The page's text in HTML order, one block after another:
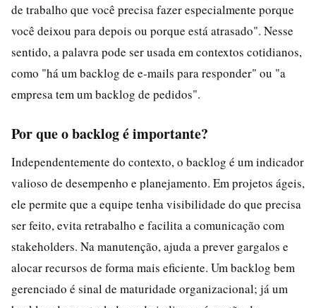
de trabalho que você precisa fazer especialmente porque
você deixou para depois ou porque está atrasado". Nesse
sentido, a palavra pode ser usada em contextos cotidianos,
como "há um backlog de e-mails para responder" ou "a
empresa tem um backlog de pedidos".
Por que o backlog é importante?
Independentemente do contexto, o backlog é um indicador
valioso de desempenho e planejamento. Em projetos ágeis,
ele permite que a equipe tenha visibilidade do que precisa
ser feito, evita retrabalho e facilita a comunicação com
stakeholders. Na manutenção, ajuda a prever gargalos e
alocar recursos de forma mais eficiente. Um backlog bem
gerenciado é sinal de maturidade organizacional; já um